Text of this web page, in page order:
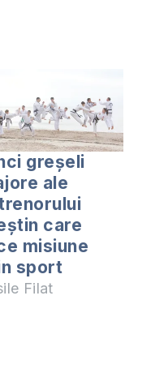
greşeli
ale
care
misiune
sport
Filat